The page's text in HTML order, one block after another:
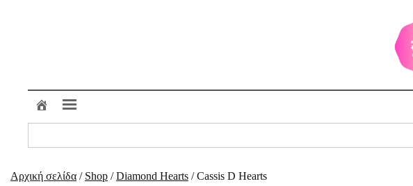
Search
Αρχική σελίδα / Shop /Diamond Hearts / Cassis D Hearts